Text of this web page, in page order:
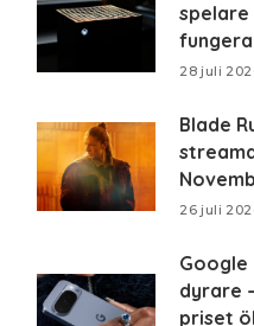
spelare
fungera
28 juli
Blade
26 juli
Google
dyrare
priset